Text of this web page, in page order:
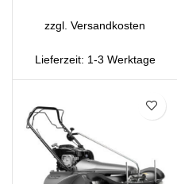
zzgl.Versandkosten
Lieferzeit: 1-3 Werktage